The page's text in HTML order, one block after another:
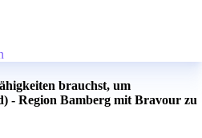
brauchst, um
- Region Bamberg mit Bravour zu